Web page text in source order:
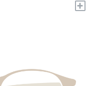
+